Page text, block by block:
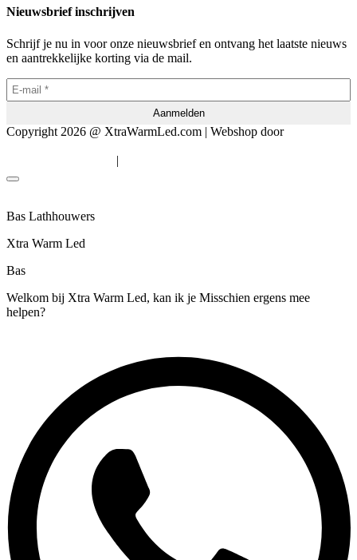
Nieuwsbrief inschrijven
Schrijf je nu in voor onze nieuwsbrief en ontvang het laatste nieuws
en aantrekkelijke korting via de mail.
Copyright 2026 @ XtraWarmLed.com | Webshop door
|
Bas Lathhouwers
Xtra Warm Led
Bas
Welkom bij Xtra Warm Led, kan ik je Misschien ergens mee
helpen?